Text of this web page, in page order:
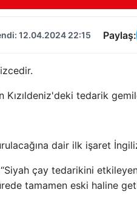
12.04.2024 22:15 Paylaş:
tedarik
dair ilk işaret
çay tedarikini
tamamen eski haline